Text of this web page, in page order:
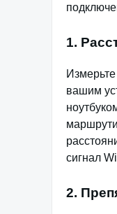
1.
вашим
сигнал
2.